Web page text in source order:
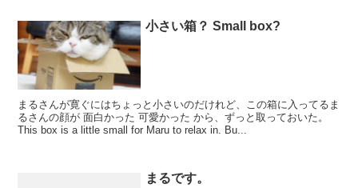
小さい箱？ Small box?
まるさんが寛ぐにはちょっと小さいのだけれど、この箱に入ってるま
るさんの顔が 面白かった 可愛かった から、ずっと取っておいた。
This box is a little small for Maru to relax in. Bu...
まるです。